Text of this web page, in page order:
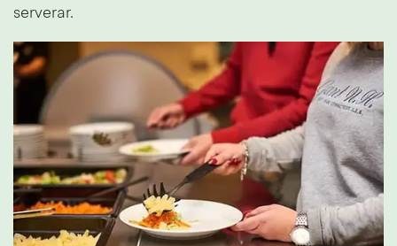
serverar.